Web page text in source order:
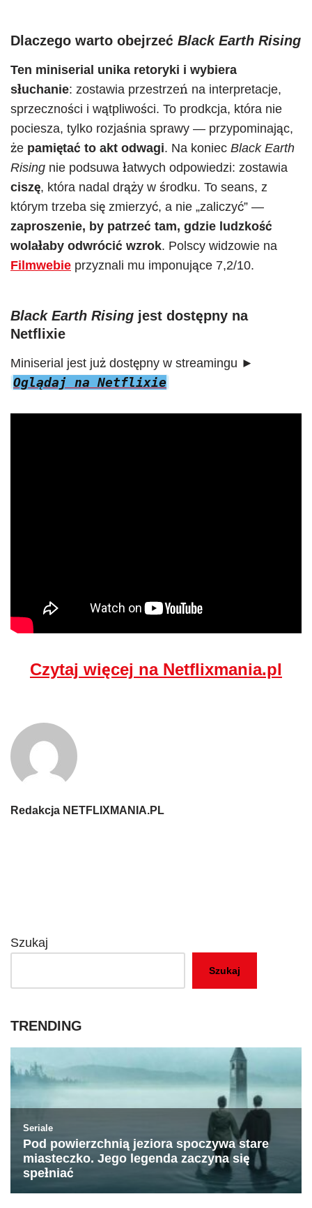
Dlaczego warto obejrzeć Black Earth Rising
Ten miniserial unika retoryki i wybiera
słuchanie: zostawia przestrzeń na interpretacje,
sprzeczności i wątpliwości. To prodkcja, która nie
pociesza, tylko rozjaśnia sprawy — przypominając,
że pamiętać to akt odwagi. Na koniec Black Earth
Rising nie podsuwa łatwych odpowiedzi: zostawia
ciszę, która nadal drąży w środku. To seans, z
którym trzeba się zmierzyć, a nie „zaliczyć” —
zaproszenie, by patrzeć tam, gdzie ludzkość
wolałaby odwrócić wzrok. Polscy widzowie na
Filmwebie przyznali mu imponujące 7,2/10.
Black Earth Rising jest dostępny na
Netflixie
Miniserial jest już dostępny w streamingu ►
Oglądaj na Netflixie
Czytaj więcej na Netflixmania.pl
Redakcja NETFLIXMANIA.PL
Szukaj
Szukaj
TRENDING